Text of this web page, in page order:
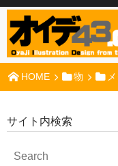
HOME 物
サイト内検索